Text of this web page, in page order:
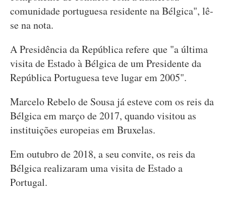
comunidade portuguesa residente na Bélgica", lê-
se na nota.
A Presidência da República refere que "a última
visita de Estado à Bélgica de um Presidente da
República Portuguesa teve lugar em 2005".
Marcelo Rebelo de Sousa já esteve com os reis da
Bélgica em março de 2017, quando visitou as
instituições europeias em Bruxelas.
Em outubro de 2018, a seu convite, os reis da
Bélgica realizaram uma visita de Estado a
Portugal.